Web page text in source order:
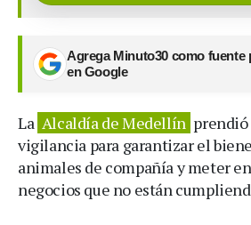
Agrega Minuto30 como fuente
en Google
La Alcaldía de Medellín prendió
vigilancia para garantizar el
animales de compañía y meter
negocios que no están